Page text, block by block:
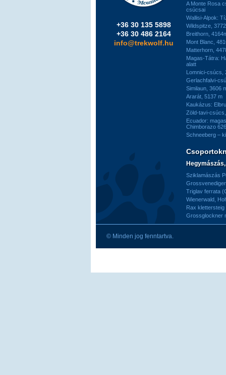
+36 30 135 5898
+36 30 486 2164
info@trekwolf.hu
A Monte Rosa
csúcsai
Wallisi-Alpok:
Wildspitze,
Breithorn,
Mont Blanc,
Matterhorn,
Magas-Tátra:
alatt
Lomnici-csúcs,
Gerlachfalvi-
Similaun, 3606
Ararát, 5137 m
Kaukázus:
Zöld-tavi-
Ecuador:
Chimborazo
Schneeberg –
Sziklamászás
Triglav ferrata
Wienerwald,
Rax
Grossglockner
© Minden jog fenntartva.